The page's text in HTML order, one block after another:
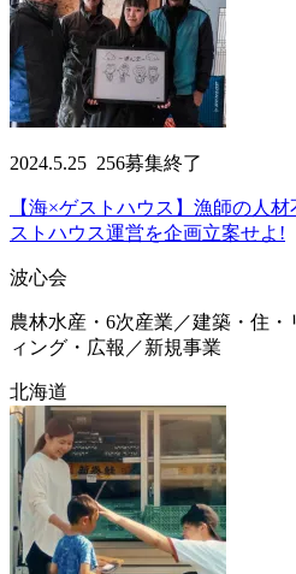
2024.5.25 256募集終了
【海×ゲストハウス】漁師の人
ストハウス運営を企画立案せよ!
波心会
農林水産・6次産業／建築・住
ィング・広報／新規事業
北海道